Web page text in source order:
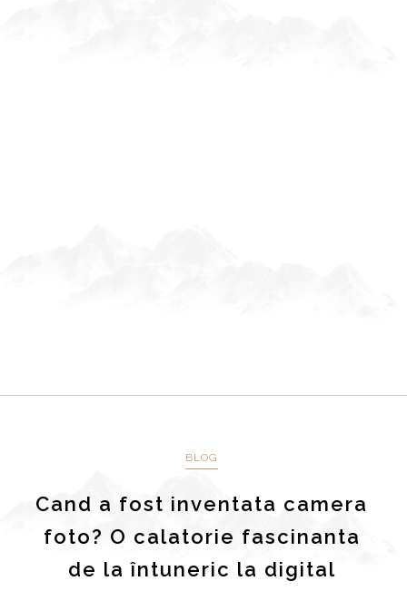
BLOG
Cand a fost inventata camera
foto? O calatorie fascinanta
de la întuneric la digital